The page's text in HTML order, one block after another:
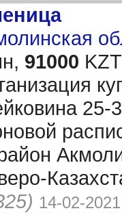
91000
25-
14-02-2021